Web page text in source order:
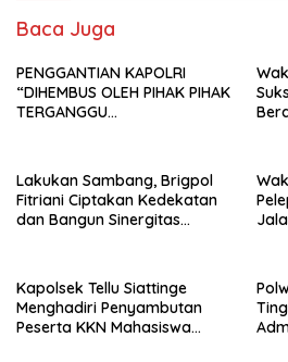
Baca Juga
PENGGANTIAN KAPOLRI
“DIHEMBUS OLEH PIHAK PIHAK
TERGANGGU
Lakukan Sambang, Brigpol
Fitriani Ciptakan Kedekatan
dan Bangun Sinergitas
Kapolsek Tellu Siattinge
Menghadiri Penyambutan
Peserta KKN Mahasiswa